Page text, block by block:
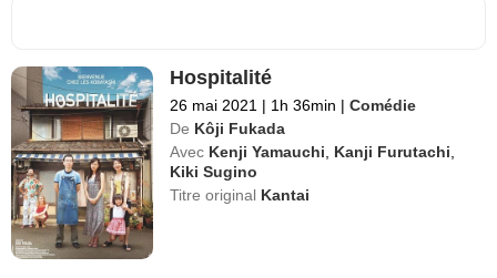
Hospitalité
26 mai 2021 | 1h 36min | Comédie
De Kôji Fukada
Avec Kenji Yamauchi Kanji Furutachi
Kiki Sugino
Titre original Kantai